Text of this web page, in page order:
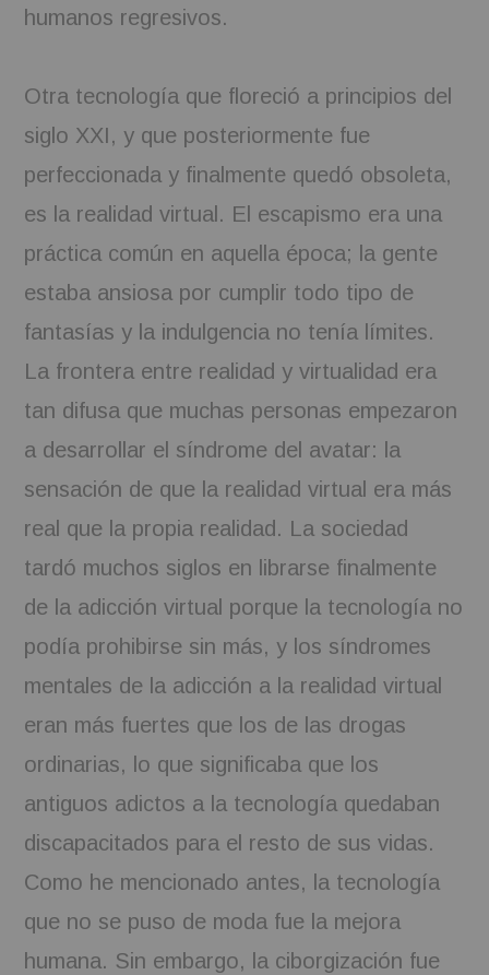
humanos regresivos.
Otra tecnología que floreció a principios del
siglo XXI, y que posteriormente fue
perfeccionada y finalmente quedó obsoleta,
es la realidad virtual. El escapismo era una
práctica común en aquella época; la gente
estaba ansiosa por cumplir todo tipo de
fantasías y la indulgencia no tenía límites.
La frontera entre realidad y virtualidad era
tan difusa que muchas personas empezaron
a desarrollar el síndrome del avatar: la
sensación de que la realidad virtual era más
real que la propia realidad. La sociedad
tardó muchos siglos en librarse finalmente
de la adicción virtual porque la tecnología no
podía prohibirse sin más, y los síndromes
mentales de la adicción a la realidad virtual
eran más fuertes que los de las drogas
ordinarias, lo que significaba que los
antiguos adictos a la tecnología quedaban
discapacitados para el resto de sus vidas.
Como he mencionado antes, la tecnología
que no se puso de moda fue la mejora
humana. Sin embargo, la ciborgización fue